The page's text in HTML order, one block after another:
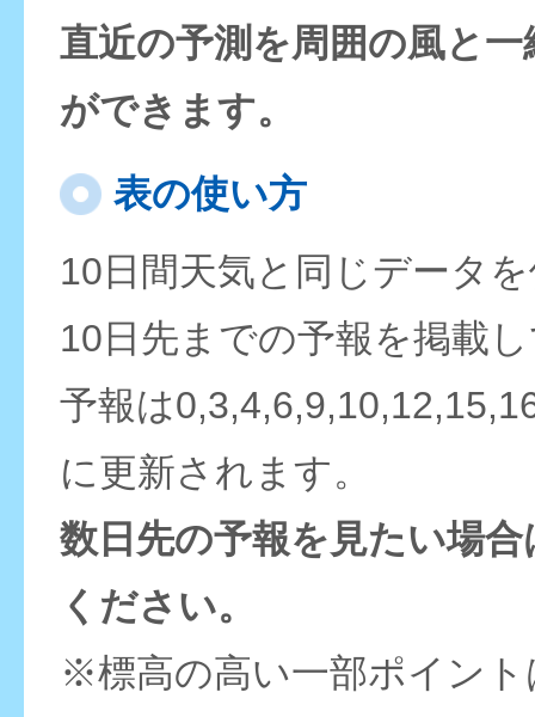
直近の予測を周囲の風と
ができます。
表の使い方
10日間天気と同じデータ
10日先までの予報を掲載
予報は
に更新されます。
数日先の予報を見たい場
ください。
※標高の高い一部ポイン